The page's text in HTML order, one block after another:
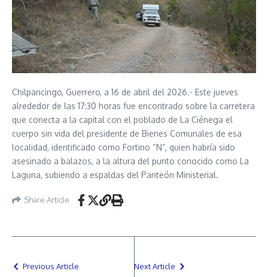
Chilpancingo, Guerrero, a 16 de abril del 2026.- Este jueves
alrededor de las 17:30 horas fue encontrado sobre la carretera
que conecta a la capital con el poblado de La Ciénega el
cuerpo sin vida del presidente de Bienes Comunales de esa
localidad, identificado como Fortino “N”, quien habría sido
asesinado a balazos, a la altura del punto conocido como La
Laguna, subiendo a espaldas del Panteón Ministerial.
Share Article
Previous Article Next Article